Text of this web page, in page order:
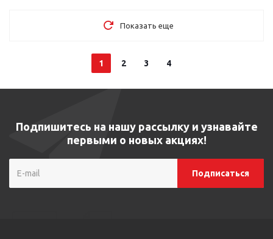
Показать еще
1 2 3 4
Подпишитесь на нашу рассылку и узнавайте
первыми о новых акциях!